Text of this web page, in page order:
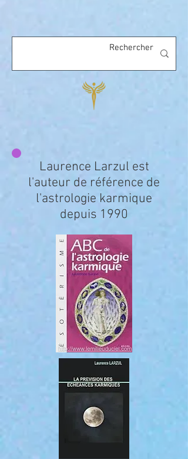
Laurence Larzul est
l'auteur de référence de
l'astrologie karmique
depuis 1990